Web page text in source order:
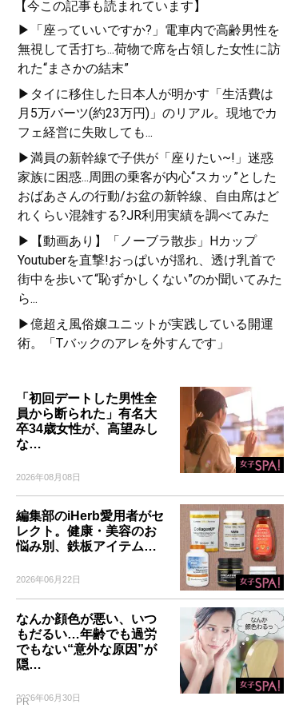
【今この記事も読まれています】
▶「座っていいですか?」電車内で高齢男性を
無視して舌打ち...荷物で席を占領した女性に訪
れた“まさかの結末”
▶タイに移住した日本人が明かす「生活費は
月5万バーツ(約23万円)」のリアル。現地でカ
フェ経営に失敗しても...
▶満員の新幹線で子供が「座りたい~!」迷惑
家族に困惑...周囲の乗客が内心“スカッ”とした
おばあさんの行動/お盆の新幹線、自由席はど
れくらい混雑する?JR利用実績を調べてみた
▶【動画あり】「ノーブラ散歩」Hカップ
Youtuberを直撃!おっぱいが揺れ、透け乳首で
街中を歩いて“恥ずかしくない”のか聞いてみた
ら...
▶億超え風俗嬢ユニットが実践している開運
術。「Tバックのアレを外すんです」
「初回デートした男性全
員から断られた」有名大
卒34歳女性が、高望みし
な…
2026年08月08日
編集部のiHerb愛用者がセ
レクト。健康・美容のお
悩み別、鉄板アイテム…
2026年06月22日
なんか顔色が悪い、いつ
もだるい…年齢でも過労
でもない“意外な原因”が
隠…
2026年06月30日
PR